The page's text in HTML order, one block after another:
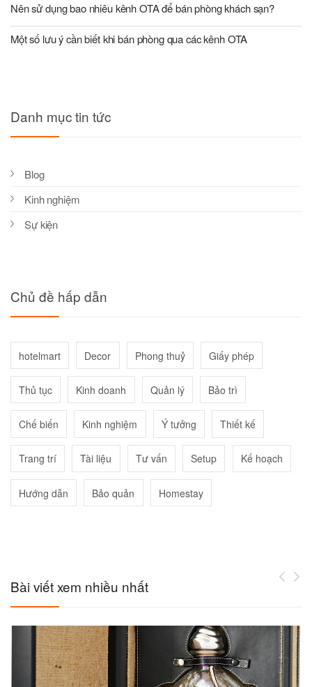
Nên sử dụng bao nhiêu kênh OTA để bán phòng khách sạn?
Một số lưu ý cần biết khi bán phòng qua các kênh OTA
Danh mục tin tức
Blog
Kinh nghiệm
Sự kiện
Chủ đề hấp dẫn
hotelmart Decor Phong thuỷ Giấy phép
Thủ tục Kinh doanh Quản lý Bảo trì
Chế biến Kinh nghiệm Ý tưởng Thiết kế
Trang trí Tài liệu Tư vấn Setup Kế hoạch
Hướng dẫn Bảo quản Homestay
Bài viết xem nhiều nhất